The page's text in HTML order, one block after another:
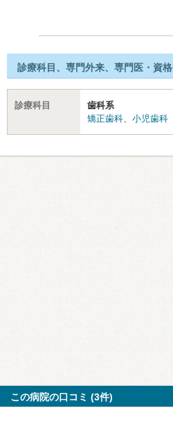
診療科目、専門外来、専門医・資格
診療科目
歯科系
矯正歯科、 小児歯科
この病院の口コミ (3件)